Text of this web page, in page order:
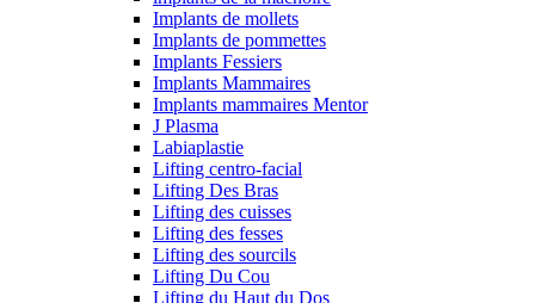
Implants de mollets
Implants de pommettes
Implants Fessiers
Implants Mammaires
Implants mammaires Mentor
J Plasma
Labiaplastie
Lifting centro-facial
Lifting Des Bras
Lifting des cuisses
Lifting des fesses
Lifting des sourcils
Lifting Du Cou
Lifting du Haut du Dos